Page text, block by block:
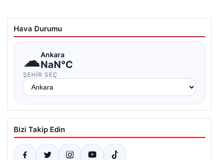
Hava Durumu
☁Ankara
NaN°C
ŞEHIR SEÇ
Bizi Takip Edin